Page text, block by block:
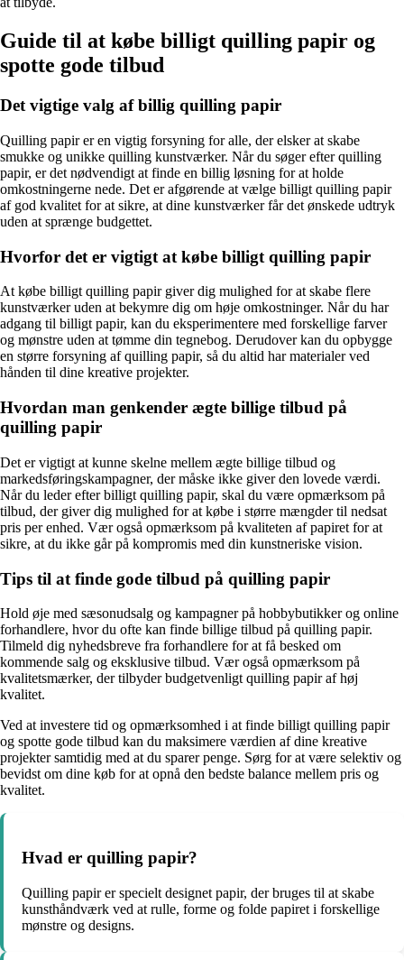
Guide til at købe billigt quilling papir og
spotte gode tilbud
Det vigtige valg af billig quilling papir
Quilling papir er en vigtig forsyning for alle, der elsker at skabe
smukke og unikke quilling kunstværker. Når du søger efter quilling
papir, er det nødvendigt at finde en billig løsning for at holde
omkostningerne nede. Det er afgørende at vælge billigt quilling papir
af god kvalitet for at sikre, at dine kunstværker får det ønskede udtryk
uden at sprænge budgettet.
Hvorfor det er vigtigt at købe billigt quilling papir
At købe billigt quilling papir giver dig mulighed for at skabe flere
kunstværker uden at bekymre dig om høje omkostninger. Når du har
adgang til billigt papir, kan du eksperimentere med forskellige farver
og mønstre uden at tømme din tegnebog. Derudover kan du opbygge
en større forsyning af quilling papir, så du altid har materialer ved
hånden til dine kreative projekter.
Hvordan man genkender ægte billige tilbud på
quilling papir
Det er vigtigt at kunne skelne mellem ægte billige tilbud og
markedsføringskampagner, der måske ikke giver den lovede værdi.
Når du leder efter billigt quilling papir, skal du være opmærksom på
tilbud, der giver dig mulighed for at købe i større mængder til nedsat
pris per enhed. Vær også opmærksom på kvaliteten af papiret for at
sikre, at du ikke går på kompromis med din kunstneriske vision.
Tips til at finde gode tilbud på quilling papir
Hold øje med sæsonudsalg og kampagner på hobbybutikker og online
forhandlere, hvor du ofte kan finde billige tilbud på quilling papir.
Tilmeld dig nyhedsbreve fra forhandlere for at få besked om
kommende salg og eksklusive tilbud. Vær også opmærksom på
kvalitetsmærker, der tilbyder budgetvenligt quilling papir af høj
kvalitet.
Ved at investere tid og opmærksomhed i at finde billigt quilling papir
og spotte gode tilbud kan du maksimere værdien af dine kreative
projekter samtidig med at du sparer penge. Sørg for at være selektiv og
bevidst om dine køb for at opnå den bedste balance mellem pris og
kvalitet.
Hvad er quilling papir?
Quilling papir er specielt designet papir, der bruges til at skabe
kunsthåndværk ved at rulle, forme og folde papiret i forskellige
mønstre og designs.